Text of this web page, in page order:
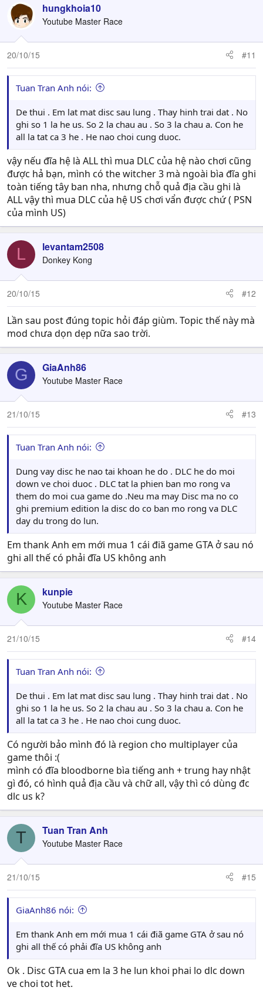
hungkhoia10
Youtube Master Race
20/10/15 #11
Tuan Tran Anh nói:
De thui . Em lat mat disc sau lung . Thay hinh trai dat . No
ghi so 1 la he us. So 2 la chau au . So 3 la chau a. Con he
all la tat ca 3 he . He nao choi cung duoc.
vậy nếu đĩa hệ là ALL thì mua DLC của hệ nào chơi cũng
được hả bạn, mình có the witcher 3 mà ngoài bìa đĩa ghi
toàn tiếng tây ban nha, nhưng chỗ quả địa cầu ghi là
ALL vậy thì mua DLC của hệ US chơi vẩn được chứ ( PSN
của mình US)
L levantam2508
Donkey Kong
20/10/15 #12
Lần sau post đúng topic hỏi đáp giùm. Topic thế này mà
mod chưa dọn dẹp nữa sao trời.
G GiaAnh86
Youtube Master Race
21/10/15 #13
Tuan Tran Anh nói:
Dung vay disc he nao tai khoan he do . DLC he do moi
down ve choi duoc . DLC tat la phien ban mo rong va
them do moi cua game do .Neu ma may Disc ma no co
ghi premium edition la disc do co ban mo rong va DLC
day du trong do lun.
Em thank Anh em mới mua 1 cái điã game GTA ở sau nó
ghi all thế có phải đĩa US không anh
K kunpie
Youtube Master Race
21/10/15 #14
Tuan Tran Anh nói:
De thui . Em lat mat disc sau lung . Thay hinh trai dat . No
ghi so 1 la he us. So 2 la chau au . So 3 la chau a. Con he
all la tat ca 3 he . He nao choi cung duoc.
Có người bảo mình đó là region cho multiplayer của
game thôi :(
mình có đĩa bloodborne bìa tiếng anh + trung hay nhật
gì đó, có hình quả địa cầu và chữ all, vậy thì có dùng đc
dlc us k?
T Tuan Tran Anh
Youtube Master Race
21/10/15 #15
GiaAnh86 nói:
Em thank Anh em mới mua 1 cái điã game GTA ở sau nó
ghi all thế có phải đĩa US không anh
Ok . Disc GTA cua em la 3 he lun khoi phai lo dlc down
ve choi tot het.